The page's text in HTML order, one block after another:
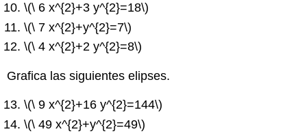
\(\ 6 x^{2}+3 y^{2}=18\)
\(\ 7 x^{2}+y^{2}=7\)
\(\ 4 x^{2}+2 y^{2}=8\)
Grafica las siguientes elipses.
\(\ 9 x^{2}+16 y^{2}=144\)
\(\ 49 x^{2}+y^{2}=49\)